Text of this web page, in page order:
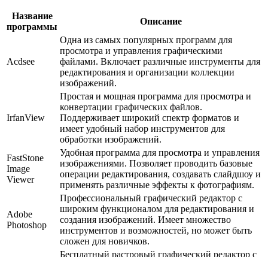
Название
программы
Описание
Acdsee
Одна из самых популярных программ для
просмотра и управления графическими
файлами. Включает различные инструменты для
редактирования и организации коллекции
изображений.
IrfanView
Простая и мощная программа для просмотра и
конвертации графических файлов.
Поддерживает широкий спектр форматов и
имеет удобный набор инструментов для
обработки изображений.
FastStone
Image
Viewer
Удобная программа для просмотра и управления
изображениями. Позволяет проводить базовые
операции редактирования, создавать слайдшоу и
применять различные эффекты к фотографиям.
Adobe
Photoshop
Профессиональный графический редактор с
широким функционалом для редактирования и
создания изображений. Имеет множество
инструментов и возможностей, но может быть
сложен для новичков.
Бесплатный растровый графический редактор с